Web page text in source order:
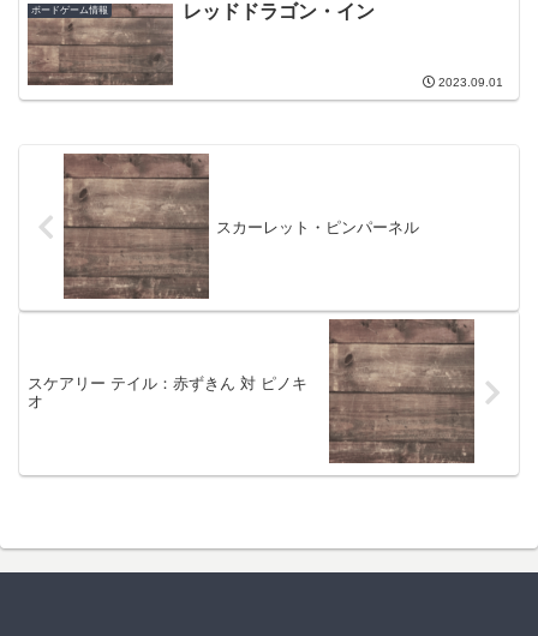
ボードゲーム情報 レッドドラゴン・イン
2023.09.01
スカーレット・ピンパーネル
スケアリー テイル：赤ずきん 対 ピノキ
オ